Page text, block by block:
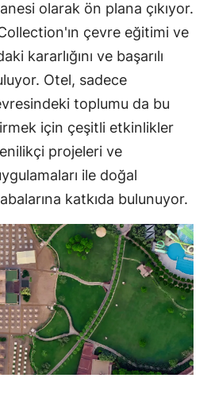
olarak ön plana çıkıyor.
çevre eğitimi ve
kararlığını ve başarılı
Otel, sadece
toplumu da bu
için çeşitli etkinlikler
projeleri ve
ile doğal
katkıda bulunuyor.